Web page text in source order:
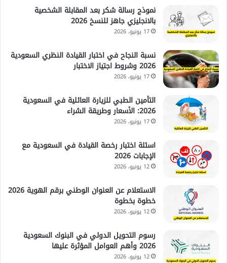
نموذج رسالة شكر بعد المقابلة الشخصية
بالانجليزي جاهز للنسخ 2026
17 يونيو، 2026
نسبة النجاح في اختبار القيادة النظري السعودية
2026 وشروط اجتياز الاختبار
17 يونيو، 2026
التأمين الطبي للزيارة العائلية في السعودية
2026: الأسعار وطريقة الشراء
17 يونيو، 2026
اسئلة اختبار رخصة القيادة في السعودية مع
الإجابات 2026
12 يونيو، 2026
الاستعلام عن العنوان الوطني برقم الهوية 2026
خطوة بخطوة
12 يونيو، 2026
رسوم التحويل الدولي في البنوك السعودية
2026 وأهم العوامل المؤثرة عليها
12 يونيو، 2026